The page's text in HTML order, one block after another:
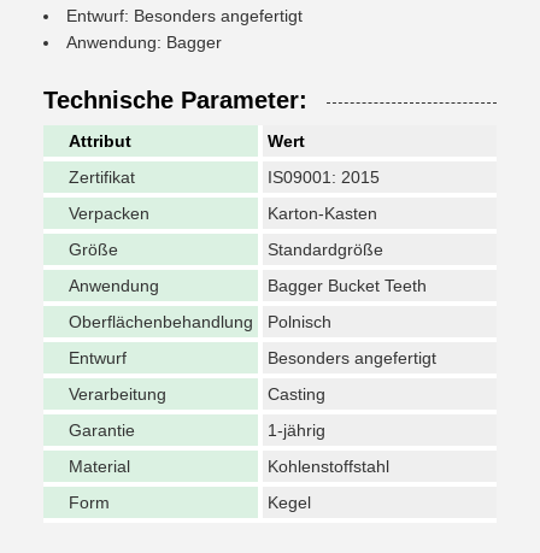
Entwurf: Besonders angefertigt
Anwendung: Bagger
Technische Parameter:
Attribut
Wert
Zertifikat
IS09001: 2015
Verpacken
Karton-Kasten
Größe
Standardgröße
Anwendung
Bagger Bucket Teeth
Oberflächenbehandlung
Polnisch
Entwurf
Besonders angefertigt
Verarbeitung
Casting
Garantie
1-jährig
Material
Kohlenstoffstahl
Form
Kegel